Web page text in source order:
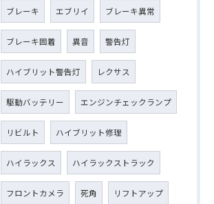
ブレーキ エブリイ ブレーキ異常
ブレーキ固着 異音 警告灯
ハイブリット警告灯 レクサス
駆動バッテリー エンジンチェックランプ
リビルト ハイブリット修理
ハイラックス ハイラックストラック
フロントカメラ 死角 リフトアップ